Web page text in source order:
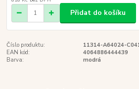
Přidat do košíku
Číslo produktu:
11314-A64024-
EAN kód:
4064886444439
Barva:
modrá